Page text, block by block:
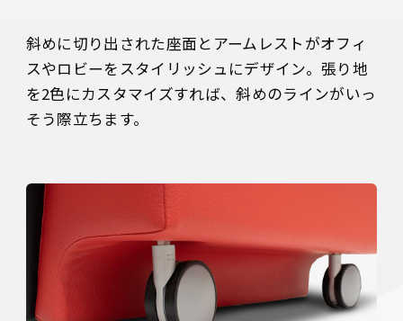
斜めに切り出された座面とアームレストがオフィ
スやロビーをスタイリッシュにデザイン。張り地
を2色にカスタマイズすれば、斜めのラインがいっ
そう際立ちます。